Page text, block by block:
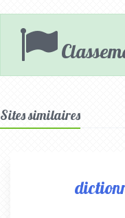
Sites similaires